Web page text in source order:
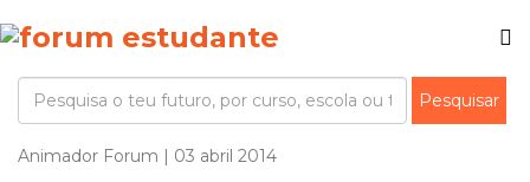
Animador Forum | 03 abril 2014